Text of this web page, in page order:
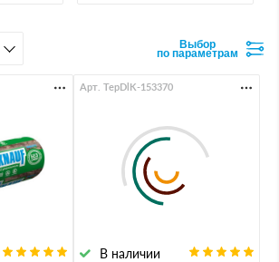
Выбор
по параметрам
В наличии
Арт. TepDlK-153370